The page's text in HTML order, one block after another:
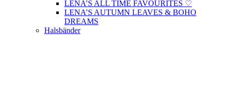
LENA’S ALL TIME FAVOURITES ♡
LENA’S AUTUMN LEAVES & BOHO
DREAMS
Halsbänder